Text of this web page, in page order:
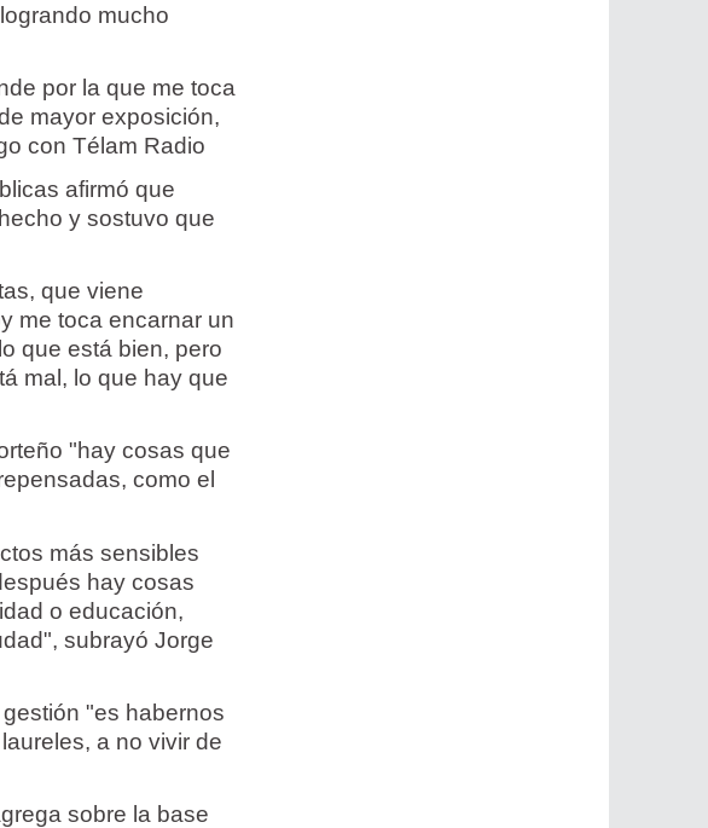
mucho
por la que me toca
mayor exposición,
con Télam Radio
afirmó que
y sostuvo que
que viene
me toca encarnar un
que está bien, pero
mal, lo que hay que
"hay cosas que
como el
más sensibles
hay cosas
o educación,
subrayó Jorge
"es habernos
a no vivir de
sobre la base